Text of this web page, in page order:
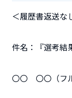
＜履歴書返送な
件名：『選考
〇〇 〇〇（フ